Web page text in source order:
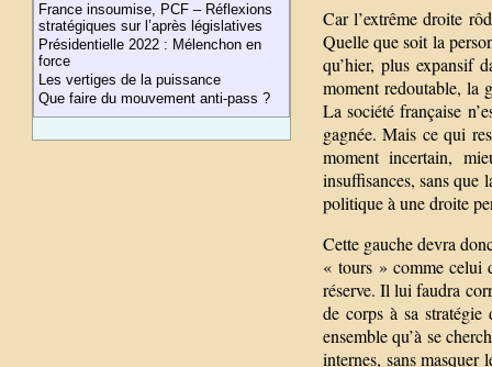
France insoumise, PCF – Réflexions
stratégiques sur l’après législatives
Présidentielle 2022 : Mélenchon en
force
Les vertiges de la puissance
Que faire du mouvement anti-pass ?
Car l’extrême droite
Quelle que soit la
qu’hier, plus expansif
moment redoutable, la
La société française
gagnée. Mais ce qui
moment incertain,
insuffisances, sans que
politique à une droite
Cette gauche devra
« tours » comme celui
réserve. Il lui faudra
de corps à sa stratégie
ensemble qu’à se
internes, sans masquer